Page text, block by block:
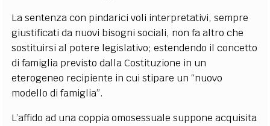
La sentenza con pindarici voli interpretativi, sempre
giustificati da nuovi bisogni sociali, non fa altro che
sostituirsi al potere legislativo; estendendo il concetto
di famiglia previsto dalla Costituzione in un
eterogeneo recipiente in cui stipare un “nuovo
modello di famiglia”.
L’affido ad una coppia omosessuale suppone acquisita